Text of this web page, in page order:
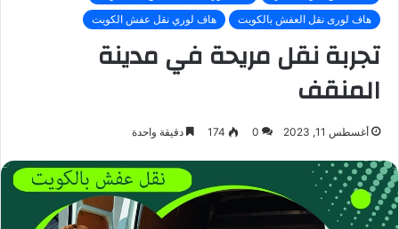
هاف لورى نقل العفش بالكويت
هاف لوري نقل عفش الكويت
تجربة نقل مريحة في مدينة
المنقف
أغسطس 11, 2023 0
174 دقيقة واحدة